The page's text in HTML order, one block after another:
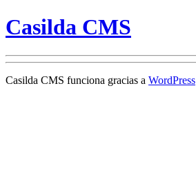
Casilda CMS
Casilda CMS funciona gracias a WordPress